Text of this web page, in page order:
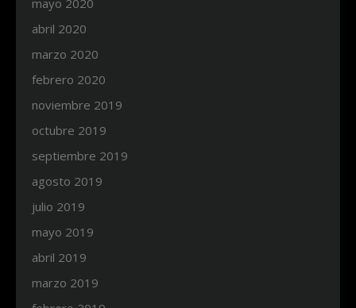
abril 2020
marzo 2020
febrero 2020
noviembre 2019
octubre 2019
septiembre 2019
agosto 2019
julio 2019
mayo 2019
abril 2019
marzo 2019